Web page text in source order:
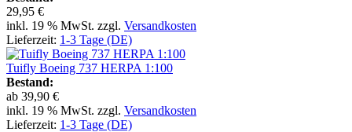
29,95 €
inkl. 19 % MwSt. zzgl. Versandkosten
Lieferzeit: 1-3 Tage (DE)
Tuifly Boeing 737 HERPA 1:100
Bestand:
ab 39,90 €
inkl. 19 % MwSt. zzgl. Versandkosten
Lieferzeit: 1-3 Tage (DE)